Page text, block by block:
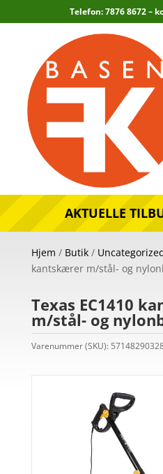
Telefon: 7876 8672 –
AKTUELLE
Hjem / Butik/
kantskærer m/stål- og
Texas EC1410
m/stål- og
Varenummer (SKU):